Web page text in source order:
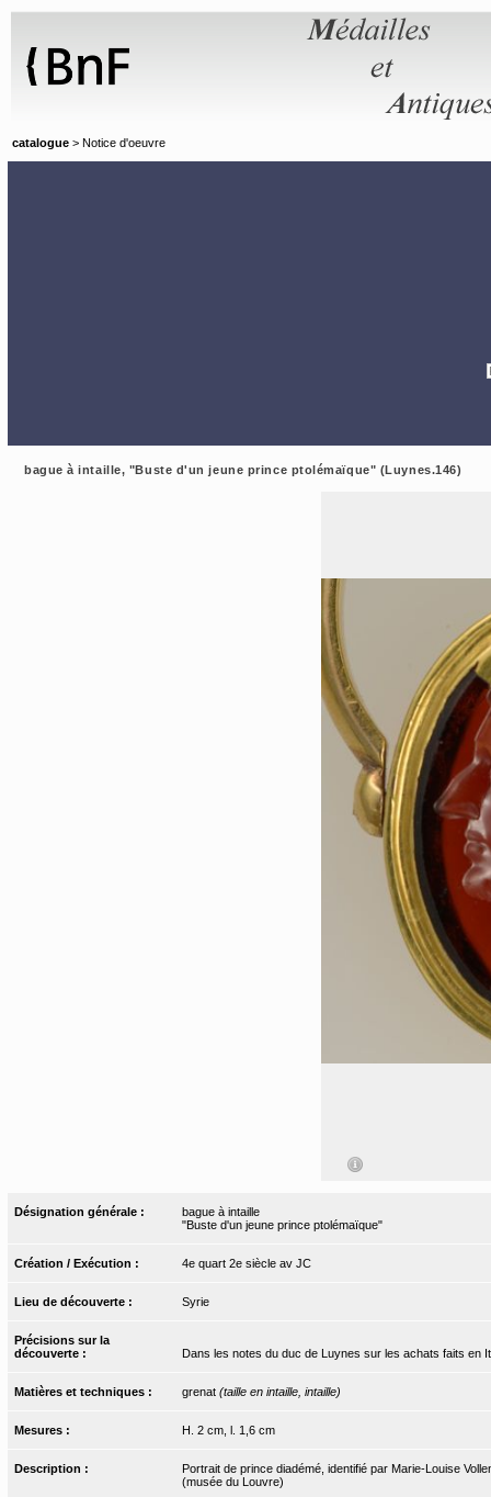
catalogue > Notice d'oeuvre
bague à intaille, "Buste d'un jeune prince ptolémaïque" (Luynes.146)
Désignation générale :
bague à intaille
"Buste d'un jeune prince ptolémaïque"
Création / Exécution : 4e quart 2e siècle av JC
Lieu de découverte : Syrie
Précisions sur la
découverte :
Dans les notes du duc de Luynes sur les achats faits en
Matières et techniques : grenat (taille en intaille, intaille)
Mesures : H. 2 cm, l. 1,6 cm
Description :
Portrait de prince diadémé, identifié par Marie-Louise
(musée du Louvre)